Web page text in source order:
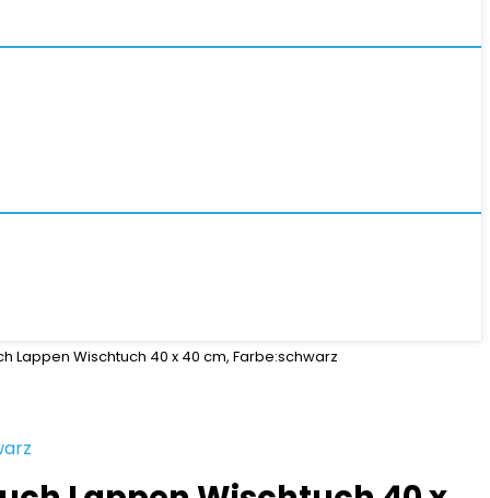
Lappen Wischtuch 40 x 40 cm, Farbe:schwarz